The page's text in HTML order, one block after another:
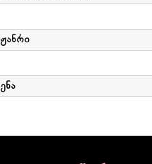
ჟანრი
ენა